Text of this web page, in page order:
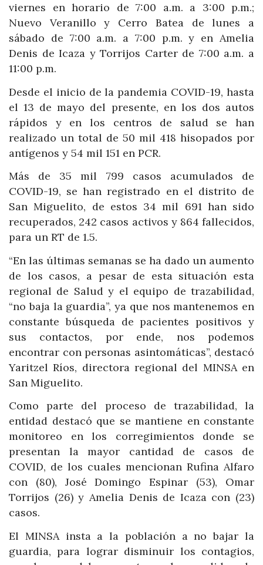
viernes en horario de 7:00 a.m. a 3:00 p.m.;
Nuevo Veranillo y Cerro Batea de lunes a
sábado de 7:00 a.m. a 7:00 p.m. y en Amelia
Denis de Icaza y Torrijos Carter de 7:00 a.m. a
11:00 p.m.
Desde el inicio de la pandemia COVID-19, hasta
el 13 de mayo del presente, en los dos autos
rápidos y en los centros de salud se han
realizado un total de 50 mil 418 hisopados por
antígenos y 54 mil 151 en PCR.
Más de 35 mil 799 casos acumulados de
COVID-19, se han registrado en el distrito de
San Miguelito, de estos 34 mil 691 han sido
recuperados, 242 casos activos y 864 fallecidos,
para un RT de 1.5.
“En las últimas semanas se ha dado un aumento
de los casos, a pesar de esta situación esta
regional de Salud y el equipo de trazabilidad,
“no baja la guardia”, ya que nos mantenemos en
constante búsqueda de pacientes positivos y
sus contactos, por ende, nos podemos
encontrar con personas asintomáticas”, destacó
Yaritzel Ríos, directora regional del MINSA en
San Miguelito.
Como parte del proceso de trazabilidad, la
entidad destacó que se mantiene en constante
monitoreo en los corregimientos donde se
presentan la mayor cantidad de casos de
COVID, de los cuales mencionan Rufina Alfaro
con (80), José Domingo Espinar (53), Omar
Torrijos (26) y Amelia Denis de Icaza con (23)
casos.
El MINSA insta a la población a no bajar la
guardia, para lograr disminuir los contagios,